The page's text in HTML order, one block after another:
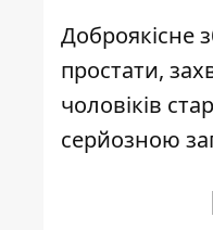
Доброякісне
простати,
чоловіків
серйозною